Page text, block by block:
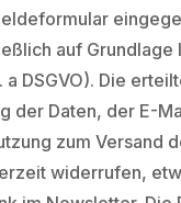
auf Grundlage
a DSGVO). Die
der Daten, der E-
zum Versand
widerrufen,